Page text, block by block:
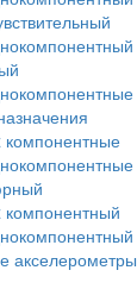
компонентные
компонентный
акселерометры